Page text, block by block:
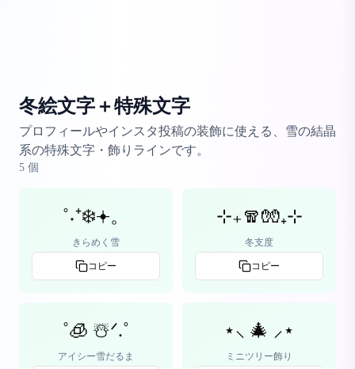
冬絵文字＋特殊文字
プロフィールやインスタ投稿の装飾に使える、雪の結晶
系の特殊文字・飾りラインです。
5 個
˚˖⁺❄️𖥔。
きらめく雪
コピー
⊹₊🧣🧤₊⊹
冬支度
コピー
˚🧊 ☃️ᐟ.˚
アイシー雪だるま
⋆⸜ 🎄 ⸝⋆
ミニツリー飾り